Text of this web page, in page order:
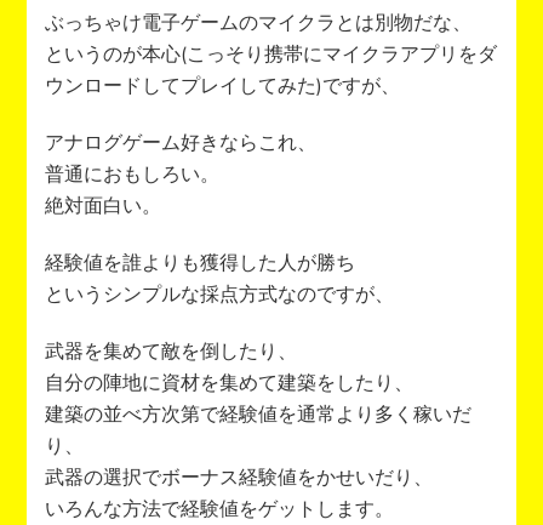
ぶっちゃけ電子ゲームのマイクラとは別物だな、
というのが本心(こっそり携帯にマイクラアプリをダ
ウンロードしてプレイしてみた)ですが、
アナログゲーム好きならこれ、
普通におもしろい。
絶対面白い。
経験値を誰よりも獲得した人が勝ち
というシンプルな採点方式なのですが、
武器を集めて敵を倒したり、
自分の陣地に資材を集めて建築をしたり、
建築の並べ方次第で経験値を通常より多く稼いだ
り、
武器の選択でボーナス経験値をかせいだり、
いろんな方法で経験値をゲットします。